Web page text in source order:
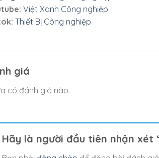
Việt Xanh Công nghiệp
Thiết Bị Công nghiệp
giá
có đánh giá nào.
Hãy là người đầu tiên nhận xét